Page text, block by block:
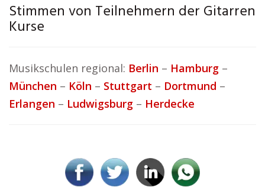
Stimmen von Teilnehmern der Gitarren
Kurse
Musikschulen regional: Berlin – Hamburg –
München – Köln – Stuttgart – Dortmund –
Erlangen – Ludwigsburg – Herdecke